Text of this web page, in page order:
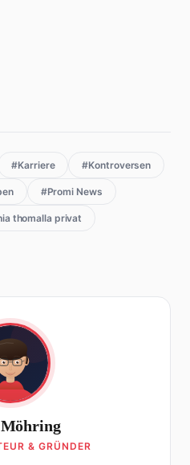
#Karriere #Kontroversen
#Promi News
thomalla privat
& GRÜNDER